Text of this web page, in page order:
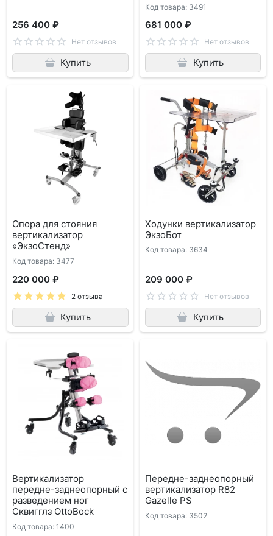
256 400 ₽
Нет отзывов
Купить
Код товара: 3491
681 000 ₽
Нет отзывов
Купить
Опора для стояния
вертикализатор
«ЭкзоСтенд»
Код товара: 3477
220 000 ₽
2 отзыва
Купить
Ходунки вертикализатор
ЭкзоБот
Код товара: 3634
209 000 ₽
Нет отзывов
Купить
Вертикализатор
передне-заднеопорный с
разведением ног
Сквигглз OttoBock
Код товара: 1400
Передне-заднеопорный
вертикализатор R82
Gazelle PS
Код товара: 3502